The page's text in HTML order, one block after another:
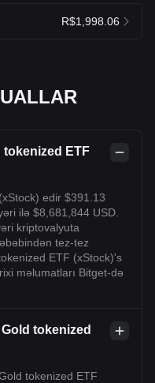
R$1,998.06
tokenized ETF
edir $391.13
ilə $8,681,844 USD.
kriptovalyuta
tez-tez
ETF (xStock)'s
məlumatları Bitget-də
tokenized
tokenized ETF